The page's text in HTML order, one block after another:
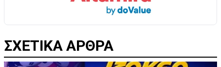
ΣΧΕΤΙΚΑ ΑΡΘΡΑ